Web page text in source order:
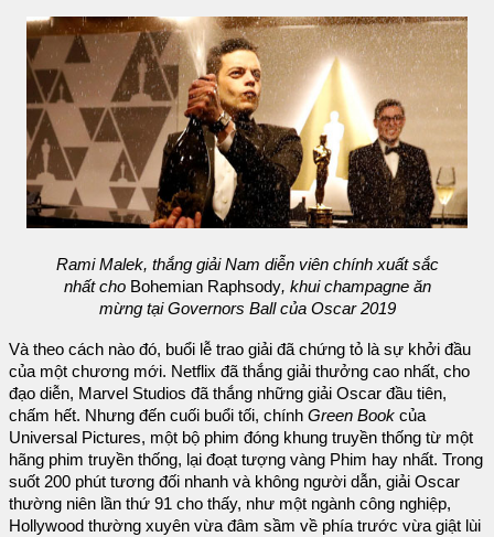
Rami Malek, thắng giải Nam diễn viên chính xuất sắc
nhất choBohemian Raphsody, khui champagne ăn
mừng tại Governors Ball của Oscar 2019
Và theo cách nào đó, buổi lễ trao giải đã chứng tỏ là sự khởi đầu
của một chương mới. Netflix đã thắng giải thưởng cao nhất, cho
đạo diễn, Marvel Studios đã thắng những giải Oscar đầu tiên,
chấm hết. Nhưng đến cuối buổi tối, chính Green Book của
Universal Pictures, một bộ phim đóng khung truyền thống từ một
hãng phim truyền thống, lại đoạt tượng vàng Phim hay nhất. Trong
suốt 200 phút tương đối nhanh và không người dẫn, giải Oscar
thường niên lần thứ 91 cho thấy, như một ngành công nghiệp,
Hollywood thường xuyên vừa đâm sầm về phía trước vừa giật lùi